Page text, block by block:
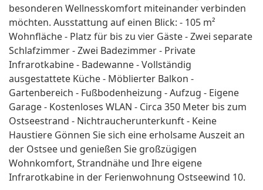
besonderen Wellnesskomfort miteinander verbinden
möchten. Ausstattung auf einen Blick: - 105 m²
Wohnfläche - Platz für bis zu vier Gäste - Zwei separate
Schlafzimmer - Zwei Badezimmer - Private
Infrarotkabine - Badewanne - Vollständig
ausgestattete Küche - Möblierter Balkon -
Gartenbereich - Fußbodenheizung - Aufzug - Eigene
Garage - Kostenloses WLAN - Circa 350 Meter bis zum
Ostseestrand - Nichtraucherunterkunft - Keine
Haustiere Gönnen Sie sich eine erholsame Auszeit an
der Ostsee und genießen Sie großzügigen
Wohnkomfort, Strandnähe und Ihre eigene
Infrarotkabine in der Ferienwohnung Ostseewind 10.